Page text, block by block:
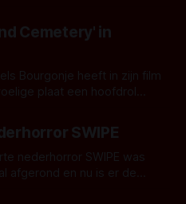
Slapeloze
De griezelige
vertelt in elke
Cemetery' in
Bourgonje heeft in zijn film
plaat een hoofdrol
SWIPE
nederhorror SWIPE was
afgerond en nu is er de